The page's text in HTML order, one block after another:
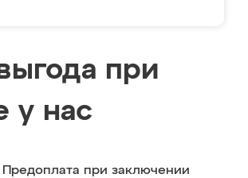
при
у нас
Предоплата при заключении